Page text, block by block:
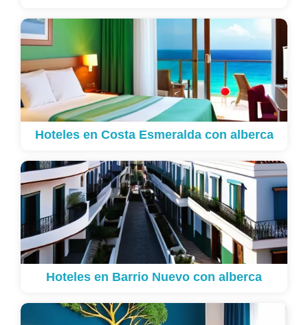
Hoteles en Costa Esmeralda con alberca
Hoteles en Barrio Nuevo con alberca